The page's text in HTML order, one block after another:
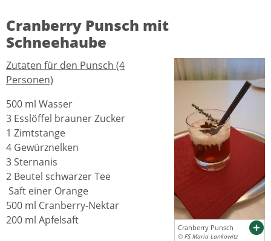
Cranberry Punsch mit
Schneehaube
Cranberry Punsch
© FS Maria Lankowitz
Zutaten für den Punsch (4
Personen)
500 ml Wasser
3 Esslöffel brauner Zucker
1 Zimtstange
4 Gewürznelken
3 Sternanis
2 Beutel schwarzer Tee
Saft einer Orange
500 ml Cranberry-Nektar
200 ml Apfelsaft